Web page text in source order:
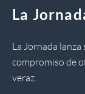
La
La Jornada
compromiso de
veraz.